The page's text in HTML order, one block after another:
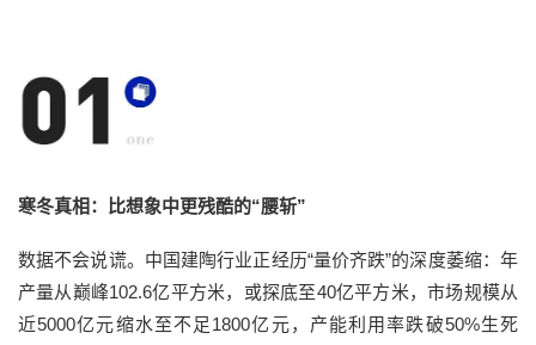
寒冬真相：比想象中更残酷的“腰斩”
数据不会说谎。中国建陶行业正经历“量价齐跌”的深度萎缩：年
产量从巅峰102.6亿平方米，或探底至40亿平方米，市场规模从
近5000亿元缩水至不足1800亿元，产能利用率跌破50%生死